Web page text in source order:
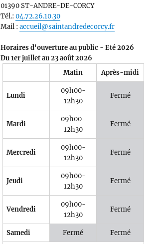
01390 ST-ANDRE-DE-CORCY
Tél.:04.72.26.10.30
Mail :accueil@saintandredecorcy.fr
Horaires d'ouverture au public - Eté 2026
Du 1er juillet au 23 août 2026
Matin
Après-midi
Lundi
09h00-
12h30
Fermé
Mardi
09h00-
12h30
Fermé
Mercredi
09h00-
12h30
Fermé
Jeudi
09h00-
12h30
Fermé
Vendredi
09h00-
12h30
Fermé
Samedi Fermé Fermé